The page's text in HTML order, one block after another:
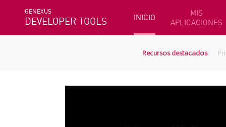
GENEXUS
DEVELOPER TOOLS INICIO
MIS
APLICACIONES
Recursos destacados